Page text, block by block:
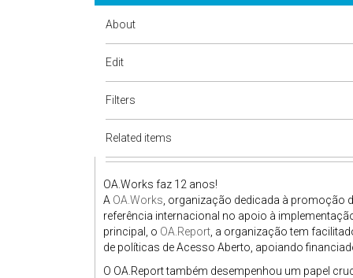
About
Edit
Filters
Related items
OA.Works faz 12 anos!
A OA.Works , organização dedicada à
referência internacional no apoio à
principal, o OA.Report , a organização tem
de políticas de Acesso Aberto, apoiando
O OA.Report também desempenhou um papel